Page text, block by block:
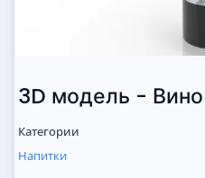
3D модель -
Категории
Напитки